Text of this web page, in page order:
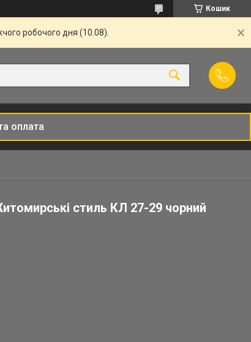
Кошик
робочого дня (10.08).
оплата
стиль КЛ 27-29 чорний